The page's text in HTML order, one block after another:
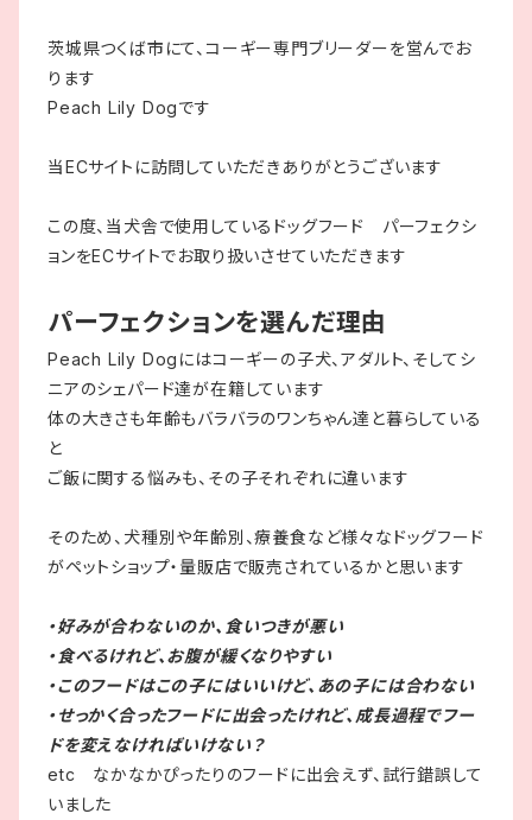
茨城県つくば市にて、コーギー専門ブリーダーを営んでお
ります
Peach Lily Dogです
当ECサイトに訪問していただきありがとうございます
この度、当犬舎で使用しているドッグフード パーフェクシ
ョンをECサイトでお取り扱いさせていただきます
パーフェクションを選んだ理由
Peach Lily Dogにはコーギーの子犬、アダルト、そしてシ
ニアのシェパード達が在籍しています
体の大きさも年齢もバラバラのワンちゃん達と暮らしている
と
ご飯に関する悩みも、その子それぞれに違います
そのため、犬種別や年齢別、療養食など様々なドッグフード
がペットショップ・量販店で販売されているかと思います
・好みが合わないのか、食いつきが悪い
・食べるけれど、お腹が緩くなりやすい
・このフードはこの子にはいいけど、あの子には合わない
・せっかく合ったフードに出会ったけれど、成長過程でフー
ドを変えなければいけない？
etc なかなかぴったりのフードに出会えず、試行錯誤して
いました